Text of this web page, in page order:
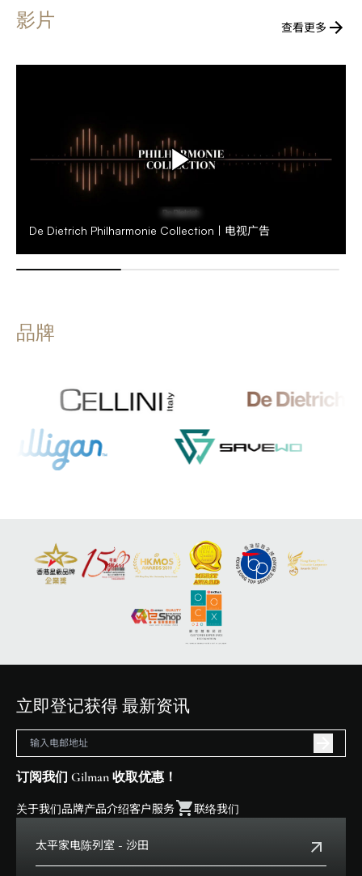
影片 查看更多
De Dietrich Philharmonie Collection | 电视广告
品牌
立即登记获得 最新资讯
订阅我们 Gilman 收取优惠！
关于我们品牌产品介绍客户服务 联络我们
太平家电陈列室 - 沙田